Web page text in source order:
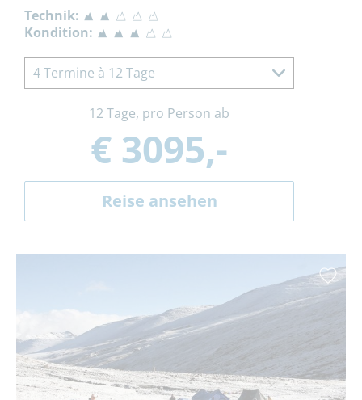
Technik:
Kondition:
4 Termine à 12 Tage
12 Tage, pro Person ab
€ 3095,-
Reise ansehen